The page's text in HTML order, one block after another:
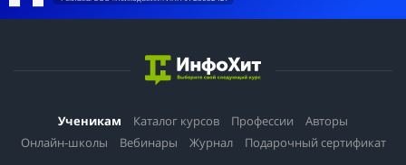
Ученикам Каталог курсов Профессии
Авторы
Онлайн-школы
Вебинары Журнал Подарочный сертификат